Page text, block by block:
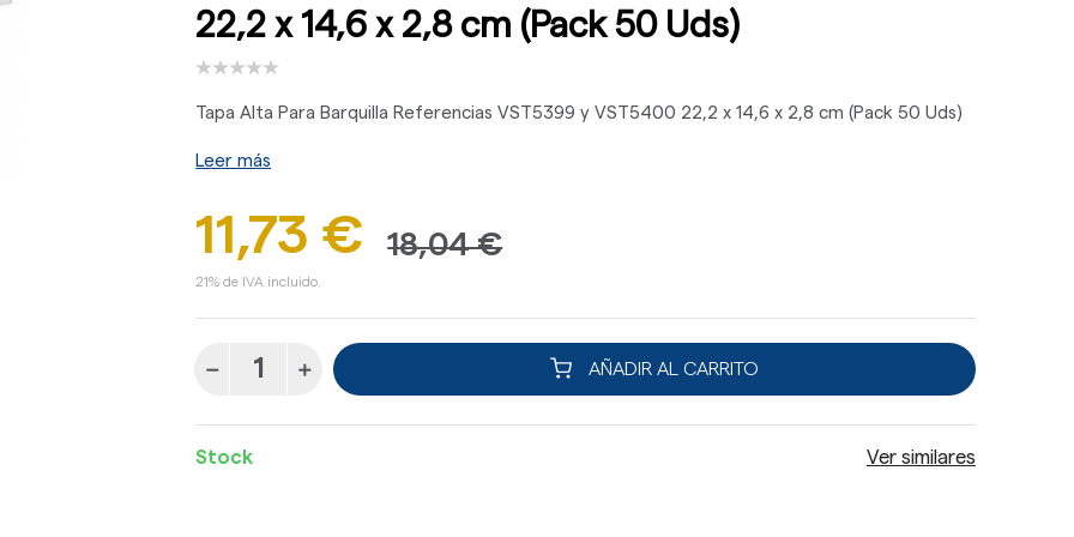
22,2 x 14,6 x 2,8 cm (Pack 50 Uds)
Tapa Alta Para Barquilla Referencias VST5399 y VST5400 22,2 x 14,6 x 2,8 cm (Pack 50 Uds)
Leer más
11,73 € 18,04 €
21% de IVA incluido.
AÑADIR AL CARRITO
Stock Ver similares